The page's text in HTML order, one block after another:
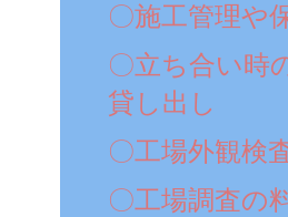
〇施工管理や
〇立ち合い時
貸し出し
〇工場外観検
〇工場調査の